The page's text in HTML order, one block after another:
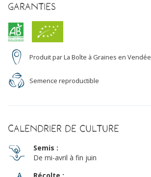
Garanties
Produit par La Boîte à Graines en Vendée
Semence reproductible
Calendrier de culture
Semis :
De mi-avril à fin juin